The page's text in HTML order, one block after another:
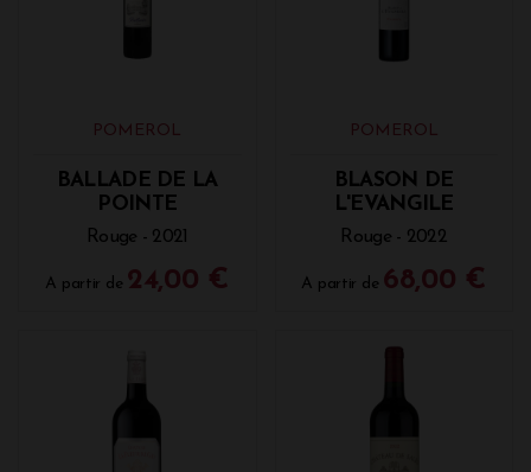
POMEROL
BALLADE DE LA
POINTE
Rouge - 2021
A partir de 24,00 €
POMEROL
BLASON DE
L'EVANGILE
Rouge - 2022
A partir de 68,00 €